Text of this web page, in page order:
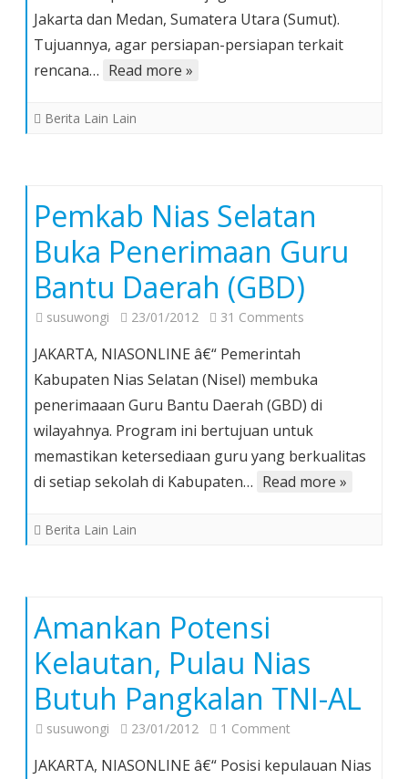
Akan
Dibentuk
Jakarta dan Medan, Sumatera Utara (Sumut).
Tujuannya, agar persiapan-persiapan terkait
rencana… Read more »
Berita Lain Lain
Pemkab Nias Selatan
Buka Penerimaan Guru
Bantu Daerah (GBD)
susuwongi 23/01/2012 31 Comments
Selatan
Buka
Penerimaan
Guru
Bantu
JAKARTA, NIASONLINE â€“ Pemerintah
Kabupaten Nias Selatan (Nisel) membuka
penerimaaan Guru Bantu Daerah (GBD) di
wilayahnya. Program ini bertujuan untuk
memastikan ketersediaan guru yang berkualitas
di setiap sekolah di Kabupaten… Read more »
Berita Lain Lain
Amankan Potensi
Kelautan, Pulau Nias
Butuh Pangkalan TNI-AL
susuwongi 23/01/2012 1 Comment
Potensi
JAKARTA, NIASONLINE â€“ Posisi kepulauan Nias